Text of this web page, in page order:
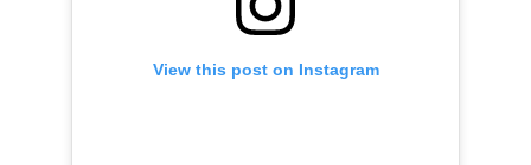
View this post on Instagram